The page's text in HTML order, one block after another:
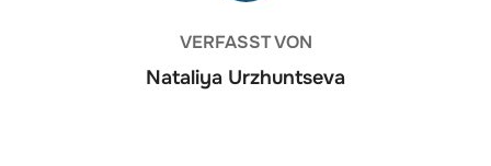
VERFASST VON
Nataliya Urzhuntseva